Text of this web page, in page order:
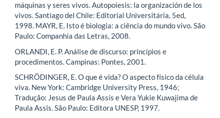
máquinas y seres vivos. Autopoiesis: la organización de los
vivos. Santiago del Chile: Editorial Universitária, 5ed,
1998. MAYR, E. Isto é biologia: a ciência do mundo vivo. São
Paulo: Companhia das Letras, 2008.
ORLANDI, E. P. Análise de discurso: princípios e
procedimentos. Campinas: Pontes, 2001.
SCHRÖDINGER, E. O que é vida? O aspecto físico da célula
viva. New York: Cambridge University Press, 1946;
Tradução: Jesus de Paula Assis e Vera Yukie Kuwajima de
Paula Assis. São Paulo: Editora UNESP, 1997.